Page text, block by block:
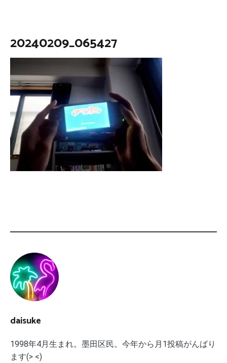
20240209_065427
daisuke
1998年4月生まれ。墨田区民。今年から月1投稿がんばり
ます(> <)